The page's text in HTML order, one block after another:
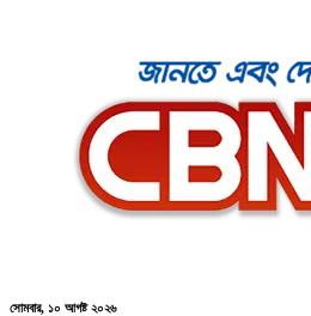
সোমবার, ১০ আগষ্ট ২০২৬